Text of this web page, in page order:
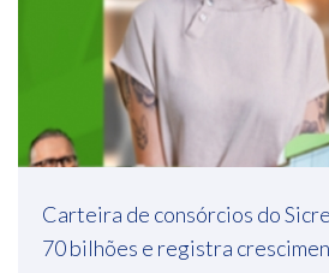
Carteira de consórcios do
70 bilhões e registra